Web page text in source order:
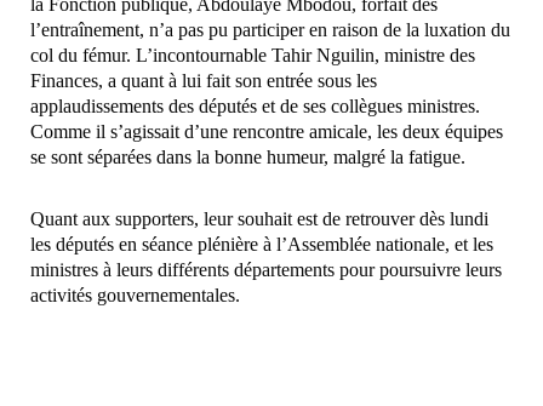
la Fonction publique, Abdoulaye Mbodou, forfait dès
l’entraînement, n’a pas pu participer en raison de la luxation du
col du fémur. L’incontournable Tahir Nguilin, ministre des
Finances, a quant à lui fait son entrée sous les
applaudissements des députés et de ses collègues ministres.
Comme il s’agissait d’une rencontre amicale, les deux équipes
se sont séparées dans la bonne humeur, malgré la fatigue.
Quant aux supporters, leur souhait est de retrouver dès lundi
les députés en séance plénière à l’Assemblée nationale, et les
ministres à leurs différents départements pour poursuivre leurs
activités gouvernementales.